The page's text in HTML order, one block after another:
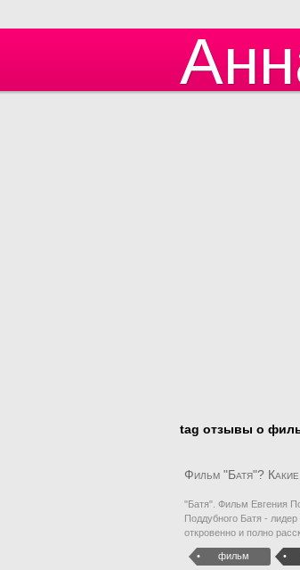
tag отзывы о
Фильм "Батя"?
"Батя". Фильм Евгения
Поддубного Батя -
откровенно и полно
фильм